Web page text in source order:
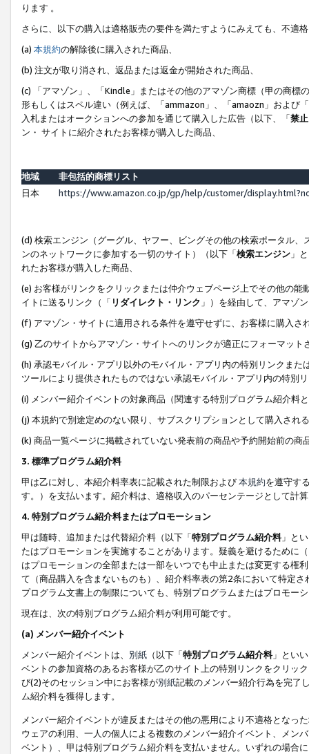
ります 。
さらに、以下の購入は適格販売の要件を満たすようにみえても、不適
(a) 本規約の解除後に購入された商品、
(b) 注文が取り消され、返品または返金が開始された商品、
(c) 「アマゾン」、「Kindle」またはその他のアマゾン商標（甲の商
形もしくはスペル違い（例えば、「ammazon」、「amaozn」および
入札またはオークションへの参加を通じて購入した広告（以下、「禁
ン・ サイトに紹介されたお客様が購入した商品、
地域
非包括的商標リスト
日本
https://www.amazon.co.jp/gp/help/customer/
(d) 検索エンジン（グーグル、ヤフー、ビングその他の検索ポータル
ンのネットワークに参加する一切のサイト）（以下「検索エンジン 」
れたお客様が購入した商品、
(e) お客様がリンクをクリックまたは仲介ウェブページ上でその他の
イトに送るリンク（「 リダイレクト・リンク 」）を経由して、アマゾ
(f) アマゾン・サイトに適用される条件を遵守せずに、お客様に購入さ
(g) 乙のサイトからアマゾン・サイトへのリンクが適正にフォーマッ
(h) 承認モバイル・アプリ以外のモバイル・アプリ内の特別リンクま
ツールにより提供されたものではない承認モバイル・アプリ内の特別
(i) メンバー紹介イベントの対象商品（関連する特別プログラム紹介料
(j) 本規約で別途定めのない限り、サブスクリプションとして購入され
(k) 商品一覧ページに掲載されていない発表前の商品や予約開始前の商
3. 標準プログラム紹介料
甲は乙に対し、本紹介料率表に記載された制限および本規約を遵守す
す。）を支払います。紹介料は、適格収入のパーセンテージとして計
4. 特別プログラム紹介料またはプロモーション
甲は随時、追加または代替紹介料（以下「特別プログラム紹介料」と
たはプロモーションを実施することがあります。疑義を避けるために
はプロモーションの全部または一部をいつでも中止または変更する権
て（商品購入を含まないものも）、紹介料率表の第2条において特定
プログラム文書上の制限についても、特別プログラムまたはプロモー
現在は、次の特別プログラム紹介料が利用可能です。
(a) メンバー紹介イベント
メンバー紹介イベントは、 別紙 （以下「特別プログラム紹介料」とい
ベントの参加資格のあるお客様が乙のサイト上の特別リンクをクリッ
び(2)そのセッション中にお客様が別紙記載のメンバー紹介行為を完了
ム紹介料を獲得します。
メンバー紹介イベントが違反またはその他の悪用により不適格となっ
ウェアの利用、一人の個人による複数のメンバー紹介イベント、メン
ベント）、甲は特別プログラム紹介料を支払いません。いずれの場合